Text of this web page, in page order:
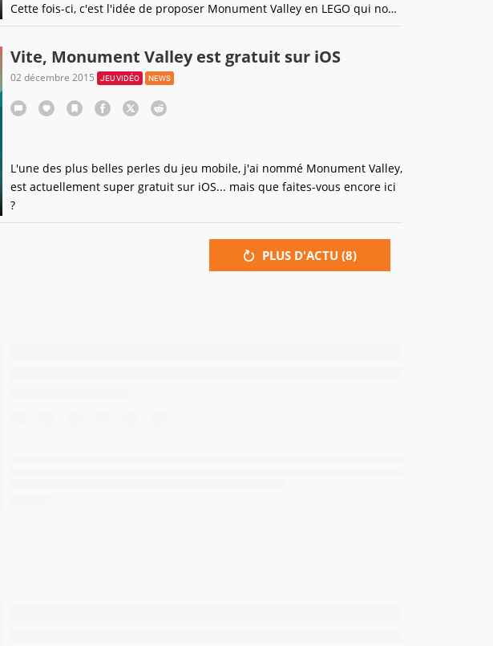
Cette fois-ci, c'est l'idée de proposer Monument Valley en LEGO qui nous
donne très envie.
Vite, Monument Valley est gratuit sur iOS
02 décembre 2015 JEU VIDÉO NEWS
L'une des plus belles perles du jeu mobile, j'ai nommé Monument Valley,
est actuellement super gratuit sur iOS... mais que faites-vous encore ici
?
PLUS D'ACTU (8)